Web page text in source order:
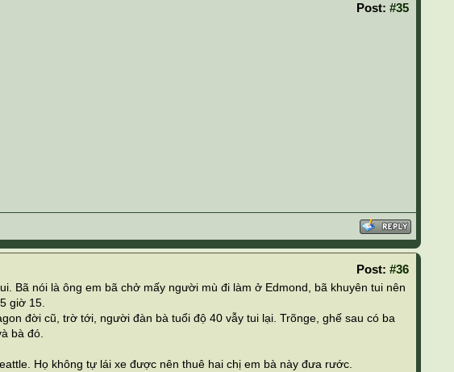
Post: #35
Post: #36
Bã nói là ông em bã chở mấy người mù đi làm ở Edmond, bã khuyên tui nên
giờ 15.
đời cũ, trờ tới, người đàn bà tuổi độ 40 vẫy tui lại. Trõnge, ghế sau có ba
bà đó.
Họ không tự lái xe được nên thuê hai chị em bà này đưa rước.